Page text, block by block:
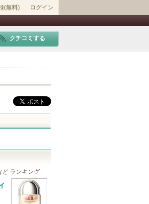
(無料) ログイン
クチコミする
ど ランキング